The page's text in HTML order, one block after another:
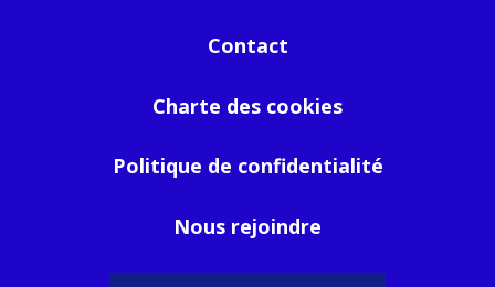
Contact
Charte des cookies
Politique de confidentialité
Nous rejoindre